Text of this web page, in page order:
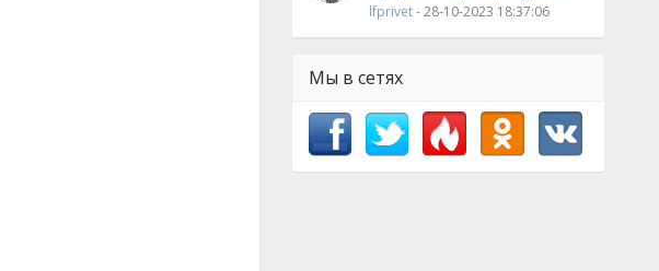
lfprivet- 28-10-2023 18:37:06
Мы в сетях